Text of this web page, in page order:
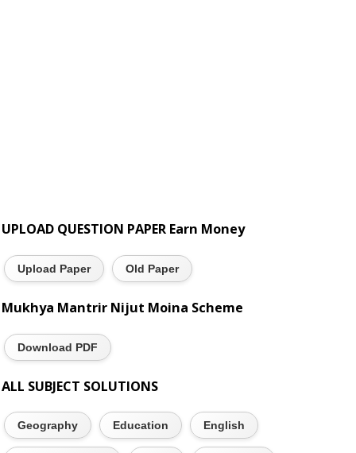
UPLOAD QUESTION PAPER Earn Money
Upload Paper Old Paper
Mukhya Mantrir Nijut Moina Scheme
Download PDF
ALL SUBJECT SOLUTIONS
Geography Education English